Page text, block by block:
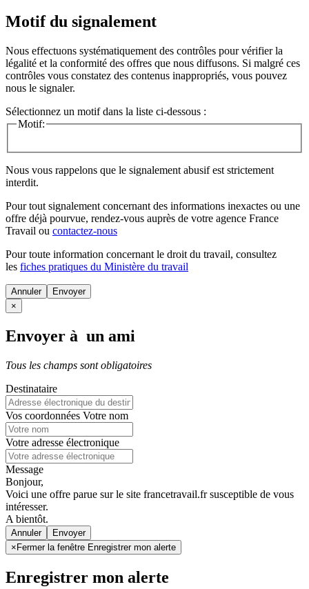
Motif du signalement
Nous effectuons systématiquement des contrôles pour vérifier la
légalité et la conformité des offres que nous diffusons. Si malgré ces
contrôles vous constatez des contenus inappropriés, vous pouvez
nous le signaler.
Sélectionnez un motif dans la liste ci-dessous :
Motif:
Nous vous rappelons que le signalement abusif est strictement
interdit.
Pour tout signalement concernant des informations inexactes ou une
offre déjà pourvue, rendez-vous auprès de votre agence France
Travail ou contactez-nous
Pour toute information concernant le droit du travail, consultez
les fiches pratiques du Ministère du travail
Annuler
×
Envoyer à un ami
Tous les champs sont obligatoires
Destinataire
Vos coordonnées Votre nom
Votre adresse électronique
Message
Bonjour,
Voici une offre parue sur le site francetravail.fr susceptible de vous
intéresser.
A bientôt.
Annuler
× Fermer la fenêtre Enregistrer mon alerte
Enregistrer mon alerte